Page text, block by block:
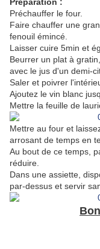
Préchauffer le four.
Faire chauffer une
fenouil émincé.
Laisser cuire 5min et
Beurrer un plat à
avec le jus d'un demi-
Saler et poivrer
Ajoutez le vin blanc
Mettre la feuille de
Mettre au four et
arrosant de temps en
Au bout de ce temps,
réduire.
Dans une assiette,
par-dessus et servir